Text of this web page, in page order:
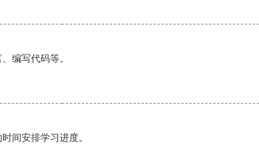
编写代码等。
间安排学习进度。